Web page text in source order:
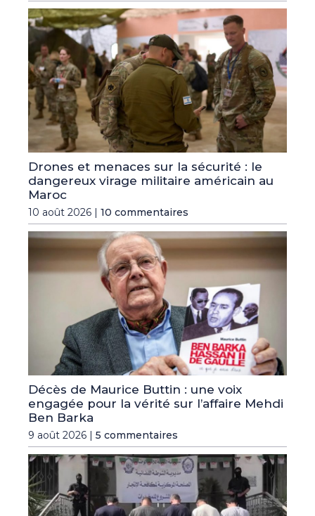
Drones et menaces sur la sécurité : le
dangereux virage militaire américain au
Maroc
10 août 2026 | 10 commentaires
Décès de Maurice Buttin : une voix
engagée pour la vérité sur l’affaire Mehdi
Ben Barka
9 août 2026 | 5 commentaires